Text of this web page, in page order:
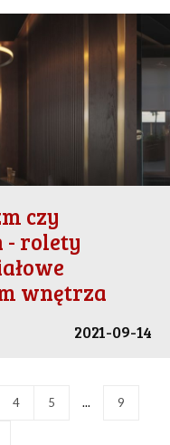
czy
- rolety
wnętrza
2021-09-14
4 5 ... 9